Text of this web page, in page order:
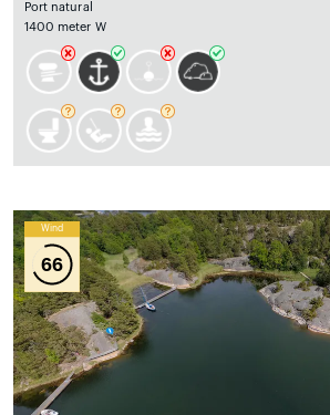
Port natural
1400 meter W
Wind
66